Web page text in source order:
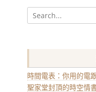
Search
for:
時間電表：你用的電
聖家堂封頂的時空情